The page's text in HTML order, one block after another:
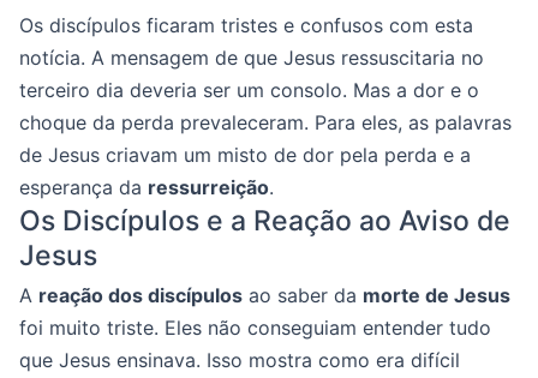
Os discípulos ficaram tristes e confusos com esta
notícia. A mensagem de que Jesus ressuscitaria no
terceiro dia deveria ser um consolo. Mas a dor e o
choque da perda prevaleceram. Para eles, as palavras
de Jesus criavam um misto de dor pela perda e a
esperança da ressurreição.
Os Discípulos e a Reação ao Aviso de
Jesus
A reação dos discípulos ao saber da morte de Jesus
foi muito triste. Eles não conseguiam entender tudo
que Jesus ensinava. Isso mostra como era difícil